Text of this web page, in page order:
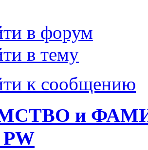
в форум
в тему
к сообщению
и